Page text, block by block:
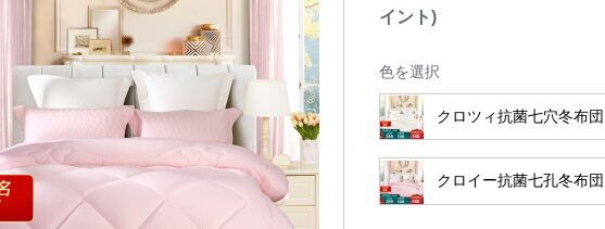
イント)
色を選択
クロツィ抗菌七穴冬布団
クロイー抗菌七孔冬布団